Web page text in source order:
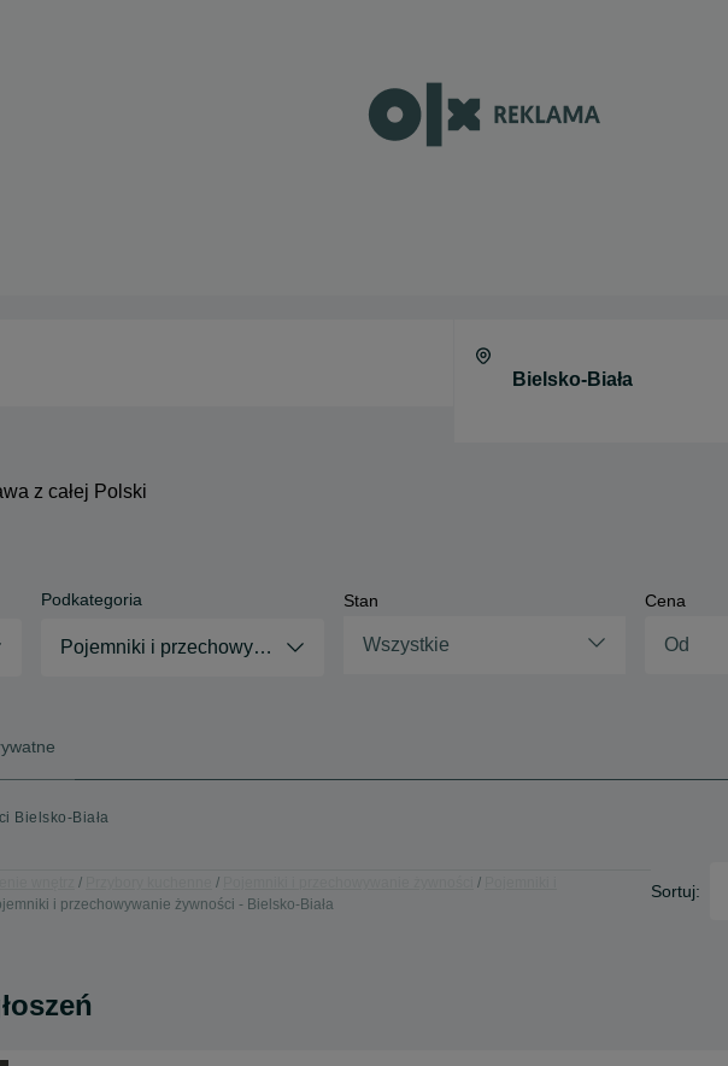
z całej Polski
Podkategoria
Pojemniki i przechowywanie żywności
Stan
Wszystkie
Cena
Bielsko-Biała
i przechowywanie żywności - Bielsko-Biała
Sortuj: